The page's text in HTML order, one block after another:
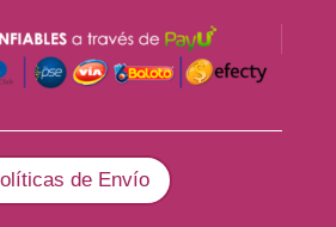
de Envío